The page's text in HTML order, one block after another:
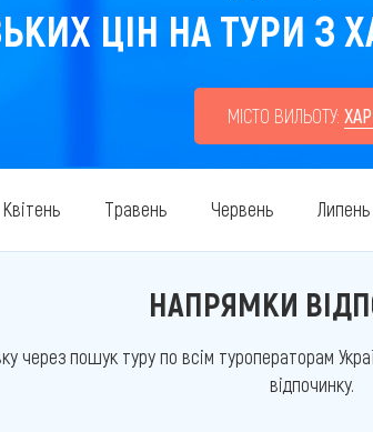
ЦІН НА ТУРИ З
МІСТО ВИЛЬОТУ:
Квітень Травень Червень Липень
НАПРЯМКИ
через пошук туру по всім туроператорам
відпочинку.